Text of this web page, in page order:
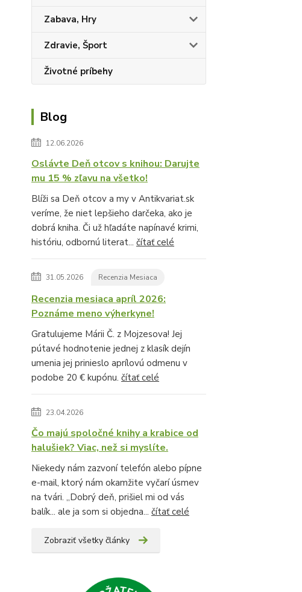
Zabava, Hry
Zdravie, Šport
Životné príbehy
Blog
12.06.2026
Oslávte Deň otcov s knihou: Darujte
mu 15 % zľavu na všetko!
Blíži sa Deň otcov a my v Antikvariat.sk
veríme, že niet lepšieho darčeka, ako je
dobrá kniha. Či už hľadáte napínavé krimi,
históriu, odbornú literat... čítať celé
31.05.2026 Recenzia Mesiaca
Recenzia mesiaca apríl 2026:
Poznáme meno výherkyne!
Gratulujeme Márii Č. z Mojzesova! Jej
pútavé hodnotenie jednej z klasík dejín
umenia jej prinieslo aprílovú odmenu v
podobe 20 € kupónu. čítať celé
23.04.2026
Čo majú spoločné knihy a krabice od
halušiek? Viac, než si myslíte.
Niekedy nám zazvoní telefón alebo pípne
e-mail, ktorý nám okamžite vyčarí úsmev
na tvári. „Dobrý deň, prišiel mi od vás
balík... ale ja som si objedna... čítať celé
Zobraziť všetky články